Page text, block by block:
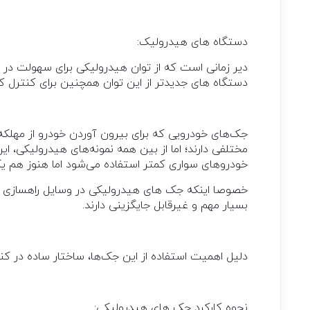
دستگاه های هيدروليک:
دير زمانی است که از توان هيدروليکی برای سهولت
دستگاه های جديدتر از اين توان همچنين برای
جک‌های خودرویی که برای بیرون آوردن خودرو از
مختلفی دارند؛ اما از بین همه نمونه‌های هیدرولیکی،
خودرو‌های سواری کمتر استفاده می‌شود اما هنوز
خصوصا اینکه جک های هیدرولیکی در وسایل راهسازی و
بسیار مهم و غیر‌قابل جایگزینی دارند.
دلیل اهمیت استفاده از این جک‌ها، ساختار ساده در